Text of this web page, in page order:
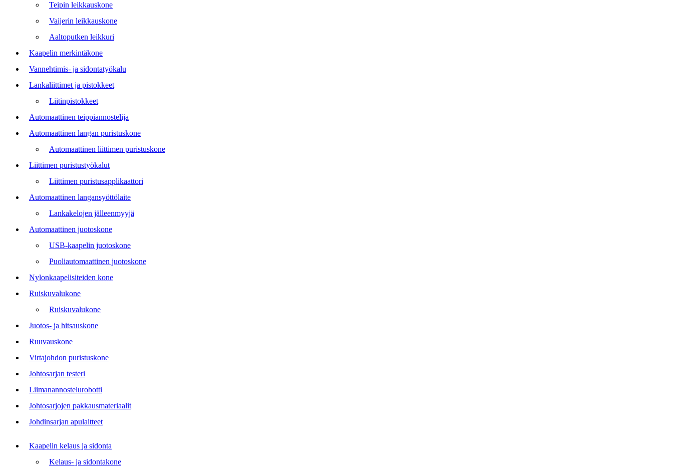
Teipin leikkauskone
Vaijerin leikkauskone
Aaltoputken leikkuri
Kaapelin merkintäkone
Vannehtimis- ja sidontatyökalu
Lankaliittimet ja pistokkeet
Liitinpistokkeet
Automaattinen teippiannostelija
Automaattinen langan puristuskone
Automaattinen liittimen puristuskone
Liittimen puristustyökalut
Liittimen puristusapplikaattori
Automaattinen langansyöttölaite
Lankakelojen jälleenmyyjä
Automaattinen juotoskone
USB-kaapelin juotoskone
Puoliautomaattinen juotoskone
Nylonkaapelisiteiden kone
Ruiskuvalukone
Ruiskuvalukone
Juotos- ja hitsauskone
Ruuvauskone
Virtajohdon puristuskone
Johtosarjan testeri
Liimanannostelurobotti
Johtosarjojen pakkausmateriaalit
Johdinsarjan apulaitteet
Kaapelin kelaus ja sidonta
Kelaus- ja sidontakone